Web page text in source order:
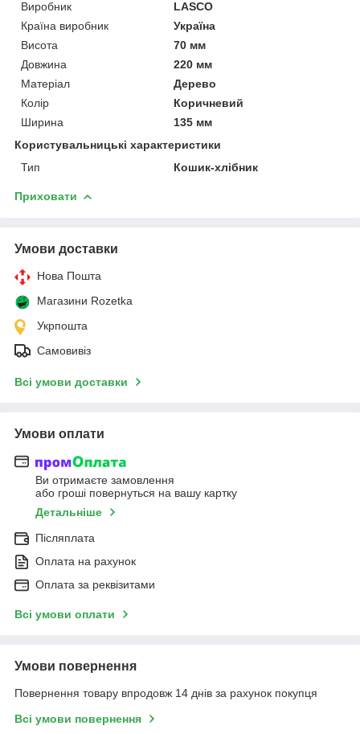
Виробник
LASCO
Країна виробник
Україна
Висота
70 мм
Довжина
220 мм
Матеріал
Дерево
Колір
Коричневий
Ширина
135 мм
Користувальницькі характеристики
Тип
Кошик-хлібник
Приховати
Умови доставки
Нова Пошта
Магазини Rozetka
Укрпошта
Самовивіз
Всі умови доставки
Умови оплати
Ви отримаєте замовлення
або гроші повернуться на вашу картку
Детальніше
Післяплата
Оплата на рахунок
Оплата за реквізитами
Всі умови оплати
Умови повернення
Повернення товару впродовж 14 днів за рахунок покупця
Всі умови повернення